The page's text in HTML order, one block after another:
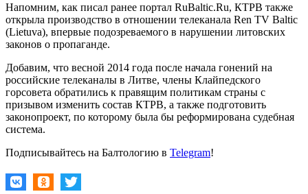
Напомним, как писал ранее портал RuBaltic.Ru, КТРВ также
открыла производство в отношении телеканала Ren TV Baltic
(Lietuva), впервые подозреваемого в нарушении литовских
законов о пропаганде.
Добавим, что весной 2014 года после начала гонений на
российские телеканалы в Литве, члены Клайпедского
горсовета обратились к правящим политикам страны с
призывом изменить состав КТРВ, а также подготовить
законопроект, по которому была бы реформирована судебная
система.
Подписывайтесь на Балтологию в Telegram!